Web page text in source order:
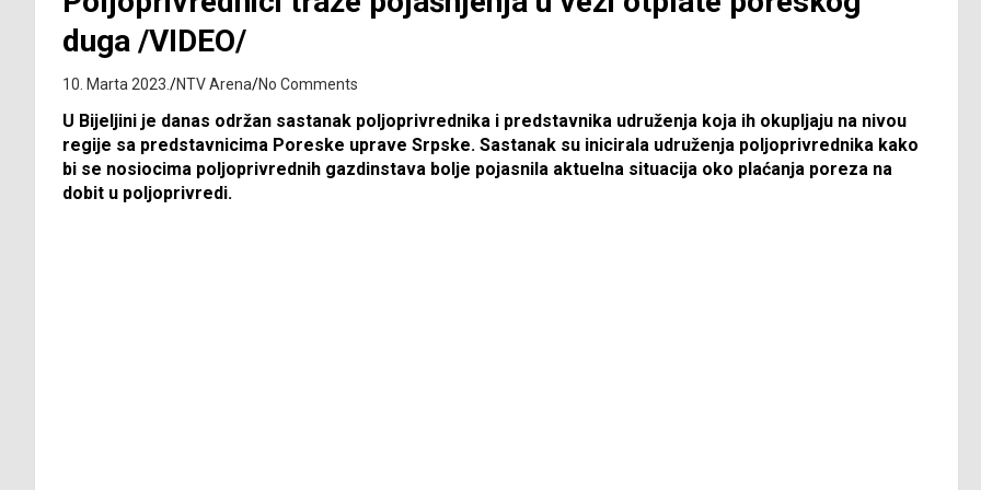
duga /VIDEO/
10. Marta 2023. NTV Arena No Comments
U Bijeljini je danas održan sastanak poljoprivrednika i predstavnika udruženja koja ih okupljaju na nivou
regije sa predstavnicima Poreske uprave Srpske. Sastanak su inicirala udruženja poljoprivrednika kako
bi se nosiocima poljoprivrednih gazdinstava bolje pojasnila aktuelna situacija oko plaćanja poreza na
dobit u poljoprivredi.